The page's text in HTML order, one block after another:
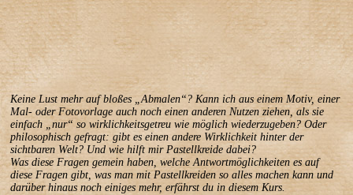
Keine Lust mehr auf bloßes „Abmalen“? Kann ich aus einem Motiv, einer
Mal- oder Fotovorlage auch noch einen anderen Nutzen ziehen, als sie
einfach „nur“ so wirklichkeitsgetreu wie möglich wiederzugeben? Oder
philosophisch gefragt: gibt es einen andere Wirklichkeit hinter der
sichtbaren Welt? Und wie hilft mir Pastellkreide dabei?
Was diese Fragen gemein haben, welche Antwortmöglichkeiten es auf
diese Fragen gibt, was man mit Pastellkreiden so alles machen kann und
darüber hinaus noch einiges mehr, erfährst du in diesem Kurs.